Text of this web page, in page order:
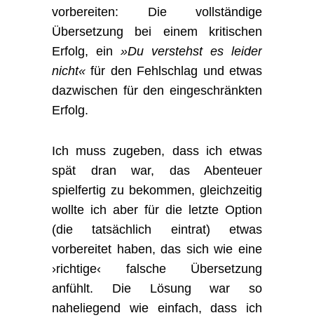
vorbereiten: Die vollständige
Übersetzung bei einem kritischen
Erfolg, ein »Du verstehst es leider
nicht« für den Fehlschlag und etwas
dazwischen für den eingeschränkten
Erfolg.
Ich muss zugeben, dass ich etwas
spät dran war, das Abenteuer
spielfertig zu bekommen, gleichzeitig
wollte ich aber für die letzte Option
(die tatsächlich eintrat) etwas
vorbereitet haben, das sich wie eine
›richtige‹ falsche Übersetzung
anfühlt. Die Lösung war so
naheliegend wie einfach, dass ich